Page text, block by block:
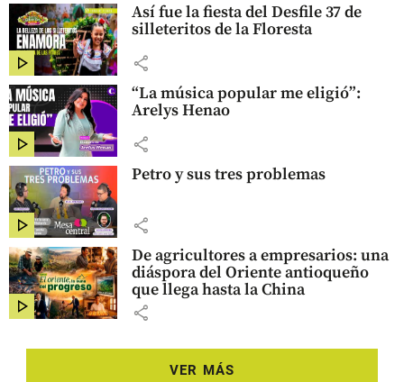
Así fue la fiesta del Desfile 37 de
silleteritos de la Floresta
share
“La música popular me eligió”:
Arelys Henao
share
Petro y sus tres problemas
share
De agricultores a empresarios: una
diáspora del Oriente antioqueño
que llega hasta la China
share
VER MÁS